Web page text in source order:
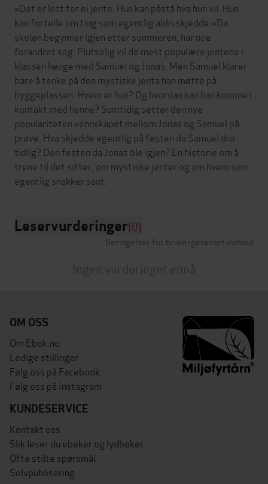
«Det er lett for ei jente. Hun kan påstå hva hun vil. Hun
kan fortelle om ting som egentlig aldri skjedde.»Da
skolen begynner igjen etter sommeren, har noe
forandret seg. Plutselig vil de mest populære jentene i
klassen henge med Samuel og Jonas. Men Samuel klarer
bare å tenke på den mystiske jenta han møtte på
byggeplassen. Hvem er hun? Og hvordan kan han komme i
kontakt med henne? Samtidig setter den nye
populariteten vennskapet mellom Jonas og Samuel på
prøve. Hva skjedde egentlig på festen da Samuel dro
tidlig? Den festen da Jonas ble igjen? En historie om å
trene til det sitter, om mystiske jenter og om hvem som
Leservurderinger(0)
Betingelser for brukergenerert innhold
Ingen vurderinger ennå
OM OSS
Om Ebok.no
Ledige stillinger
Følg oss på Facebook
Følg oss på Instagram
KUNDESERVICE
Kontakt oss
Slik leser du ebøker og lydbøker
Ofte stilte spørsmål
Selvpublisering